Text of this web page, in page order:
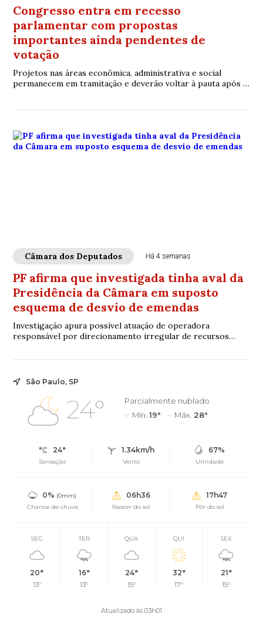
Congresso entra em recesso
parlamentar com propostas
importantes ainda pendentes de
votação
Projetos nas áreas econômica, administrativa e social
permanecem em tramitação e deverão voltar à pauta após o
Câmara dos Deputados Há 4 semanas
PF afirma que investigada tinha aval da
Presidência da Câmara em suposto
esquema de desvio de emendas
Investigação apura possível atuação de operadora
responsável por direcionamento irregular de recursos
São Paulo, SP
24°
Parcialmente nublado
Mín. 19° Máx. 28°
24°
Sensação
1.34km/h
Vento
67%
Umidade
0% (0mm)
Chance de chuva
06h36
Nascer do sol
17h47
Pôr do sol
SEG
20°
13°
TER
16°
13°
QUA
24°
15°
QUI
32°
17°
SEX
21°
15°
Atualizado às 03h01